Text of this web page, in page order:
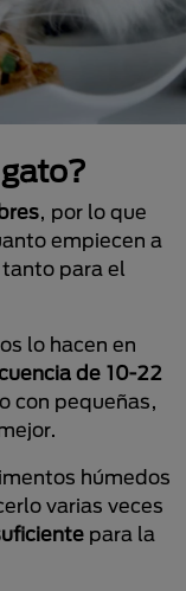
, por lo que
empiecen a
para el
lo hacen en
de 10-22
con pequeñas,
húmedos
varias veces
para la